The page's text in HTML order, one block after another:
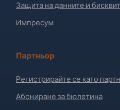
Защита на данните и
Импресум
Партньор
Регистрирайте се като
Абониране за бюлетина